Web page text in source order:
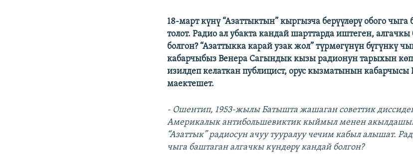
18-март күнү “Азаттыктын” кыргызча берүүлөрү обого
толот. Радио ал убакта кандай шарттарда иштеген, алгачкы
болгон? “Азаттыкка карай узак жол” түрмөгүнүн бүгүнкү
кабарчыбыз Венера Сагындык кызы радионун тарыхын
изилдеп келаткан публицист, орус кызматынын
маектешет.
- Ошентип, 1953-жылы Батышта жашаган советтик
Америкалык антибольшевиктик кыймыл менен
“Азаттык” радиосун ачуу тууралуу чечим кабыл алышат.
чыга баштаган алгачкы күндөрү кандай болгон?